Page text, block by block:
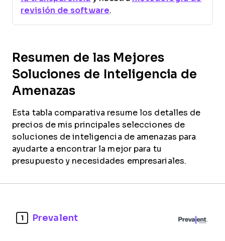
revisión de software.
Resumen de las Mejores
Soluciones de Inteligencia de
Amenazas
Esta tabla comparativa resume los detalles de
precios de mis principales selecciones de
soluciones de inteligencia de amenazas para
ayudarte a encontrar la mejor para tu
presupuesto y necesidades empresariales.
1 Prevalent